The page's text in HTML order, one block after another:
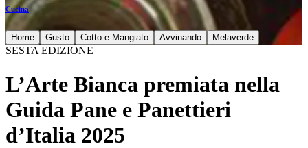
Cucina
Home Gusto Cotto e Mangiato Avvinando Melaverde
SESTA EDIZIONE
L’Arte Bianca premiata nella
Guida Pane e Panettieri
d’Italia 2025